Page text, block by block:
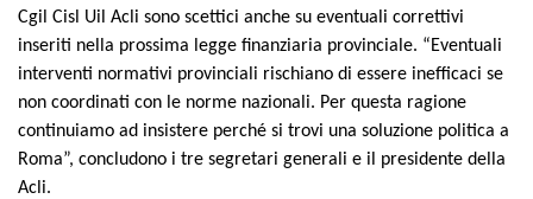
Cgil Cisl Uil Acli sono scettici anche su eventuali correttivi
inseriti nella prossima legge finanziaria provinciale. “Eventuali
interventi normativi provinciali rischiano di essere inefficaci se
non coordinati con le norme nazionali. Per questa ragione
continuiamo ad insistere perché si trovi una soluzione politica a
Roma”, concludono i tre segretari generali e il presidente della
Acli.